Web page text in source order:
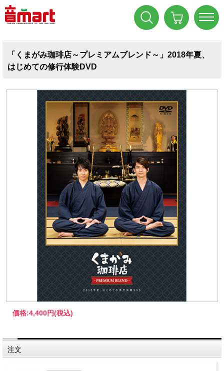
「くまがみ珈琲店～プレミアムブレンド～」2018年夏、
はじめての修行体験DVD
価格:4,400円(税込)
注文